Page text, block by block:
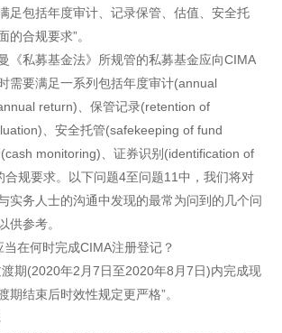
足包括年度审计、记录保管、估值、安全托
的合规要求”。
《私募基金法》所规管的私募基金应向CIMA
需要满足一系列包括年度审计(annual
return)、保管记录(retention of
、安全托管(safekeeping of fund
monitoring)、证券识别(identification of
合规要求。以下问题4至问题11中，我们将对
实务人士的沟通中发现的最常为问到的几个问
供参考。
在何时完成CIMA注册登记？
渡期(2020年2月7日至2020年8月7日)内完成现
期结束后时效性规定更严格”。